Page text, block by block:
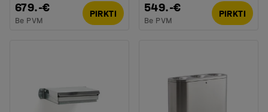
679.-€
Be PVM
PIRKTI 549.-€
Be PVM
PIRKTI